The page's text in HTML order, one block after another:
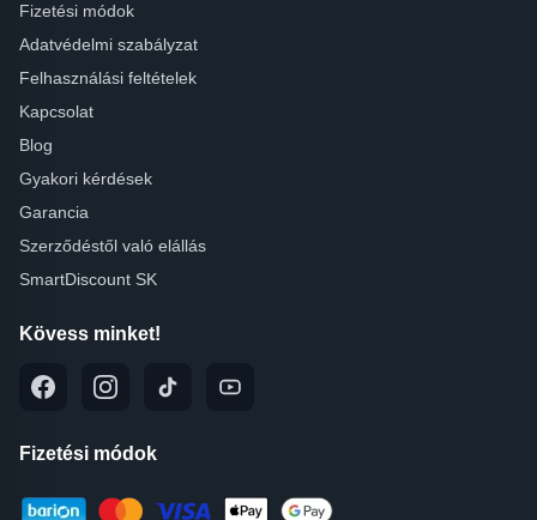
Fizetési módok
Adatvédelmi szabályzat
Felhasználási feltételek
Kapcsolat
Blog
Gyakori kérdések
Garancia
Szerződéstől való elállás
SmartDiscount SK
Kövess minket!
Fizetési módok